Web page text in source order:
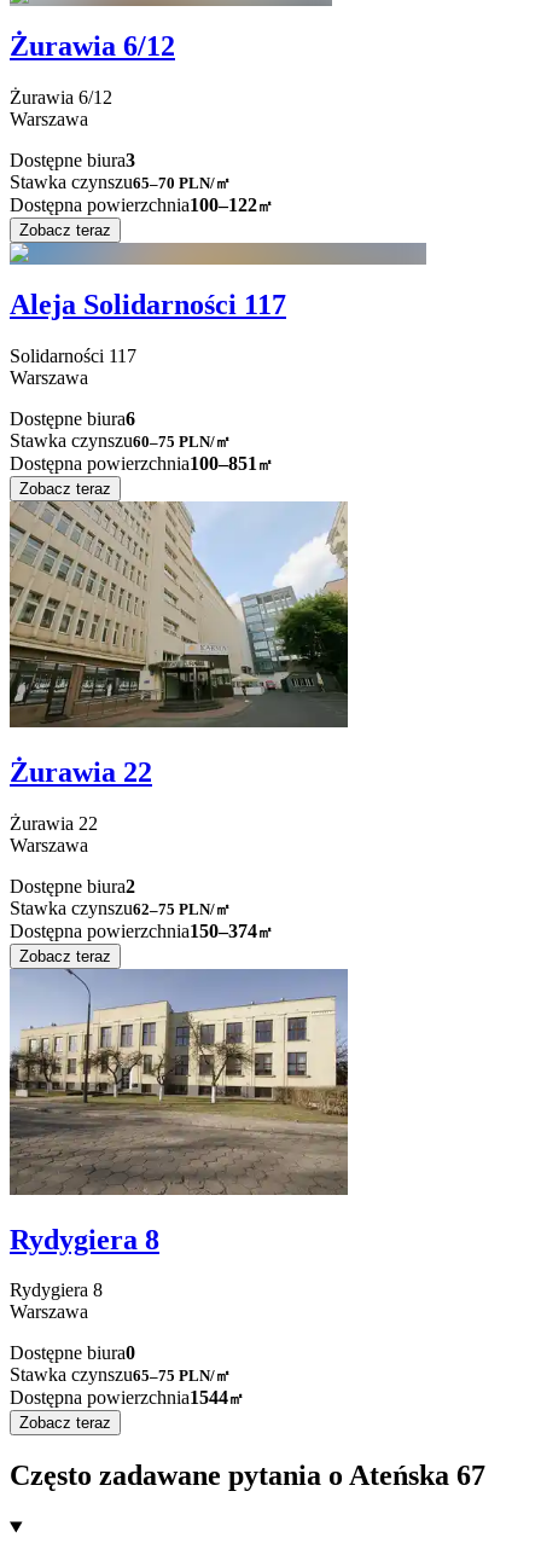
Żurawia 6/12
Żurawia 6/12
Warszawa
Dostępne biura3
Stawka czynszu65–70 PLN/㎡
Dostępna powierzchnia100–122㎡
Zobacz teraz
Aleja Solidarności 117
Solidarności 117
Warszawa
Dostępne biura6
Stawka czynszu60–75 PLN/㎡
Dostępna powierzchnia100–851 ㎡
Zobacz teraz
Żurawia 22
Żurawia 22
Warszawa
Dostępne biura2
Stawka czynszu62–75 PLN/㎡
Dostępna powierzchnia150–374㎡
Zobacz teraz
Rydygiera 8
Rydygiera 8
Warszawa
Dostępne biura0
Stawka czynszu65–75 PLN/㎡
Dostępna powierzchnia1544㎡
Zobacz teraz
Często zadawane pytania o Ateńska 67